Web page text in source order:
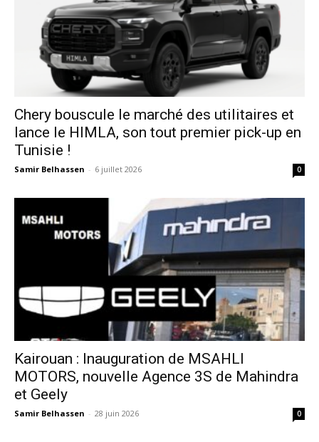
Chery bouscule le marché des utilitaires et
lance le HIMLA, son tout premier pick-up en
Tunisie !
Samir Belhassen - 6 juillet 2026 0
Kairouan : Inauguration de MSAHLI
MOTORS, nouvelle Agence 3S de Mahindra
et Geely
Samir Belhassen - 28 juin 2026 0